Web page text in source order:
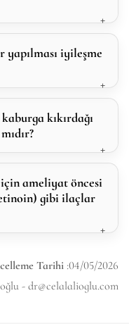
yapılması iyileşme
kıkırdağı
ameliyat öncesi
gibi ilaçlar
Tarihi :04/05/2026
- dr@celalalioglu.com